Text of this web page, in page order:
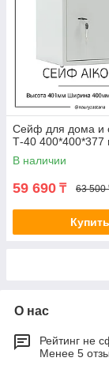
Сейф для дома и
Т-40 400*400*377
В наличии
59 690 ₸ 63 500
Купить
О нас
Рейтинг не
Менее 5